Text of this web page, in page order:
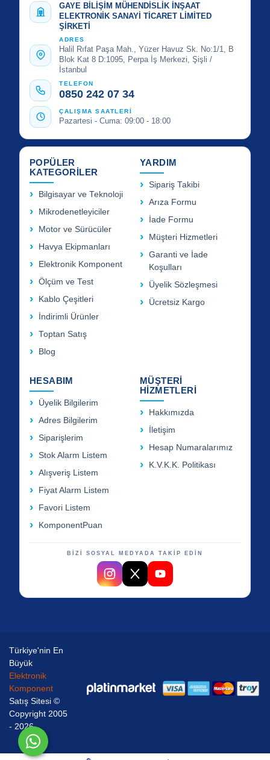
GAYE BİLİŞİM MÜHENDİSLİK İNŞAAT
ELEKTRONİK SANAYİ TİCARET LİMİTED
ŞİRKETİ
ADRES
Halil Rıfat Paşa Mah., Yüzer Havuz Sk. No:1/1, B
Blok Kat 8 D:1095, Perpa İş Merkezi, Şişli /
İstanbul
TELEFON
0850 242 07 34
ÇALIŞMA SAATLERİ
Pazartesi - Cuma: 09:00 - 18:00
POPÜLER
KATEGORİLER
Bilgisayar ve Teknoloji
Mikrodenetleyiciler
Motor ve Sürücüler
Havya Ekipmanları
Elektronik Komponent
Ölçüm ve Test
Kablo Çeşitleri
İndirimli Ürünler
Toptan Satış
Blog
YARDIM
Sipariş Takibi
Arıza Formu
İade Formu
Müşteri Hizmetleri
Garanti ve İade
Koşulları
Üyelik Sözleşmesi
Ücretsiz Kargo
HESABIM
Üyelik Bilgilerim
Adres Bilgilerim
Siparişlerim
Stok Alarm Listem
Alışveriş Listem
Fiyat Alarm Listem
Favori Listem
KomponentPuan
MÜŞTERİ
HİZMETLERİ
Hakkımızda
İletişim
Hesap Numaralarımız
K.V.K.K. Politikası
BİZİ SOSYAL MEDYADA TAKİP EDİN
Türkiye'nin En
Büyük
Elektronik
Komponent
Satış Sitesi ©
Copyright 2005
- 2026